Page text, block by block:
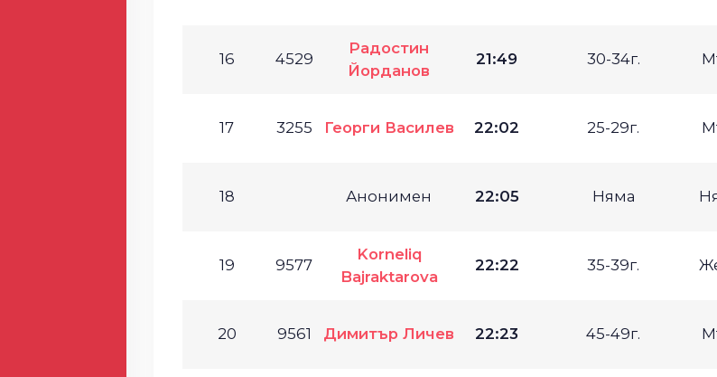
16 4529
Радостин
Йорданов
21:49 30-34г.
17 3255 Георги Василев 22:02 25-29г.
18 Анонимен 22:05 Няма
19 9577
Korneliq
Bajraktarova
22:22 35-39г.
20 9561 Димитър Личев 22:23 45-49г.